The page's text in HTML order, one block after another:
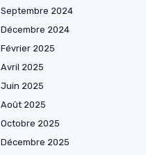
Septembre 2024
Décembre 2024
Février 2025
Avril 2025
Juin 2025
Août 2025
Octobre 2025
Décembre 2025